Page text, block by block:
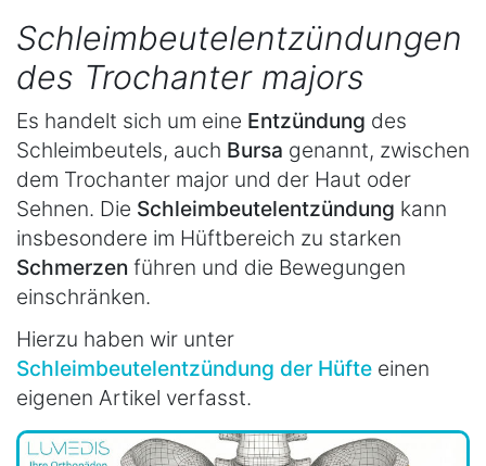
Schleimbeutelentzündungen
des Trochanter majors
Es handelt sich um eine Entzündung des
Schleimbeutels, auch Bursa genannt, zwischen
dem Trochanter major und der Haut oder
Sehnen. Die Schleimbeutelentzündung kann
insbesondere im Hüftbereich zu starken
Schmerzen führen und die Bewegungen
einschränken.
Hierzu haben wir unter
Schleimbeutelentzündung der Hüfte einen
eigenen Artikel verfasst.